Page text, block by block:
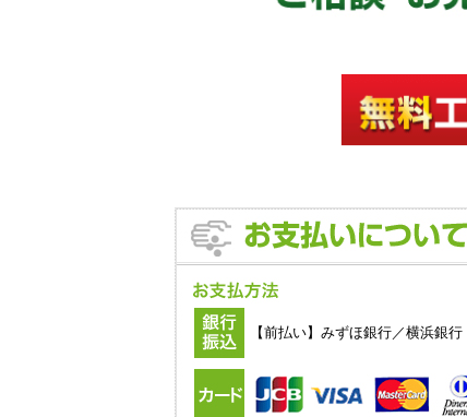
【前払い】みずほ銀行／横浜銀行